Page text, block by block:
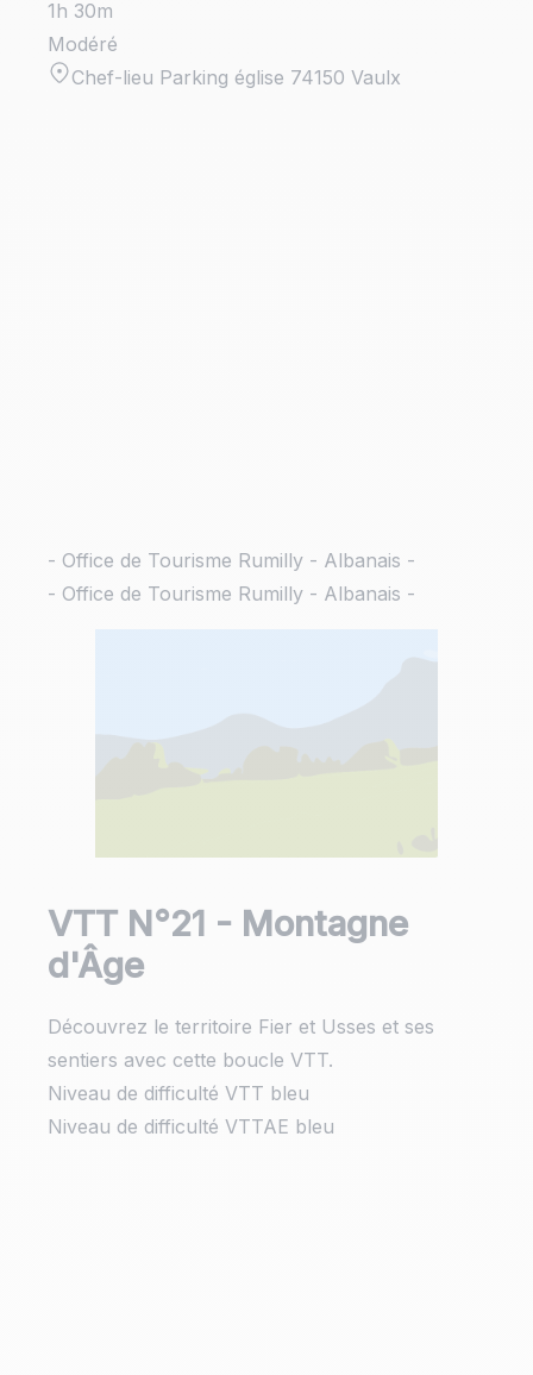
1h 30m
Modéré
Chef-lieu Parking église 74150 Vaulx
- Office de Tourisme Rumilly - Albanais -
- Office de Tourisme Rumilly - Albanais -
VTT N°21 - Montagne
d'Âge
Découvrez le territoire Fier et Usses et ses
sentiers avec cette boucle VTT.
Niveau de difficulté VTT bleu
Niveau de difficulté VTTAE bleu